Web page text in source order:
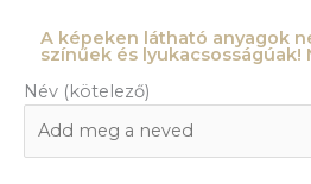
A képeken látható anyagok
színűek és lyukacsosságúak!
Név (kötelező)